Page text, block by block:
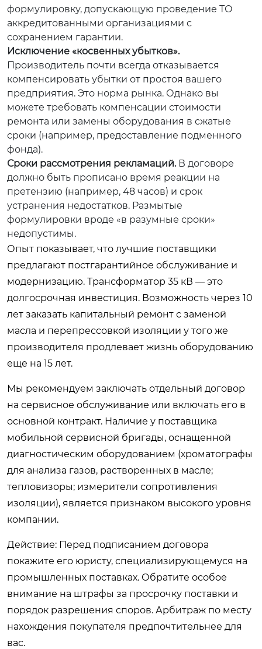
формулировку, допускающую проведение ТО
аккредитованными организациями с
сохранением гарантии.
Исключение «косвенных убытков».
Производитель почти всегда отказывается
компенсировать убытки от простоя вашего
предприятия. Это норма рынка. Однако вы
можете требовать компенсации стоимости
ремонта или замены оборудования в сжатые
сроки (например, предоставление подменного
фонда).
Сроки рассмотрения рекламаций.В договоре
должно быть прописано время реакции на
претензию (например, 48 часов) и срок
устранения недостатков. Размытые
формулировки вроде «в разумные сроки»
недопустимы.
Опыт показывает, что лучшие поставщики
предлагают постгарантийное обслуживание и
модернизацию. Трансформатор 35 кВ — это
долгосрочная инвестиция. Возможность через 10
лет заказать капитальный ремонт с заменой
масла и перепрессовкой изоляции у того же
производителя продлевает жизнь оборудованию
еще на 15 лет.
Мы рекомендуем заключать отдельный договор
на сервисное обслуживание или включать его в
основной контракт. Наличие у поставщика
мобильной сервисной бригады, оснащенной
диагностическим оборудованием (хроматографы
для анализа газов, растворенных в масле;
тепловизоры; измерители сопротивления
изоляции), является признаком высокого уровня
компании.
Действие: Перед подписанием договора
покажите его юристу, специализирующемуся на
промышленных поставках. Обратите особое
внимание на штрафы за просрочку поставки и
порядок разрешения споров. Арбитраж по месту
нахождения покупателя предпочтительнее для
вас.